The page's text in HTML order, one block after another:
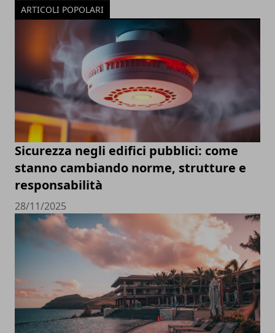
ARTICOLI POPOLARI
Sicurezza negli edifici pubblici: come
stanno cambiando norme, strutture e
responsabilità
28/11/2025